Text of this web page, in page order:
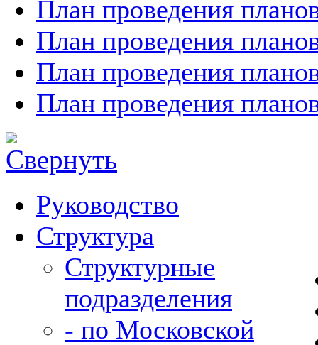
План проведения
План проведения
План проведения
План проведения
Руководство
Структура
Структурные
подразделения
- по Московской